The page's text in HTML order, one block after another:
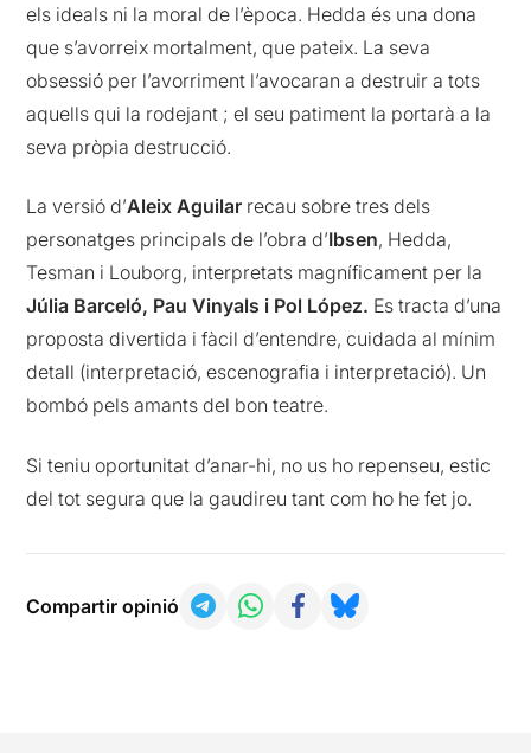
els ideals ni la moral de l’època. Hedda és una dona
que s’avorreix mortalment, que pateix. La seva
obsessió per l’avorriment l’avocaran a destruir a tots
aquells qui la rodejant ; el seu patiment la portarà a la
seva pròpia destrucció.
La versió d’Aleix Aguilar recau sobre tres dels
personatges principals de l’obra d’Ibsen, Hedda,
Tesman i Louborg, interpretats magníficament per la
Júlia Barceló, Pau Vinyals i Pol López. Es tracta d’una
proposta divertida i fàcil d’entendre, cuidada al mínim
detall (interpretació, escenografia i interpretació). Un
bombó pels amants del bon teatre.
Si teniu oportunitat d’anar-hi, no us ho repenseu, estic
del tot segura que la gaudireu tant com ho he fet jo.
Compartir opinió